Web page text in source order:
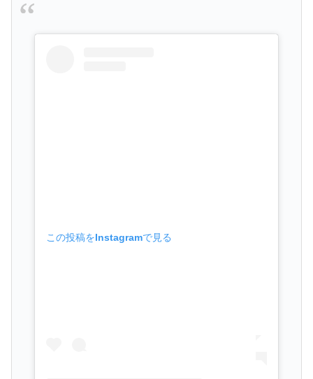
この投稿をInstagramで見る